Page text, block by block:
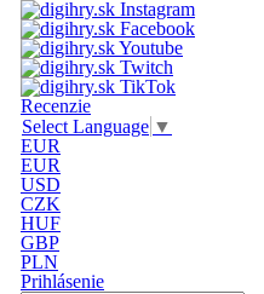
Recenzie
Select Language ▼
EUR
EUR
USD
CZK
HUF
GBP
PLN
Prihlásenie